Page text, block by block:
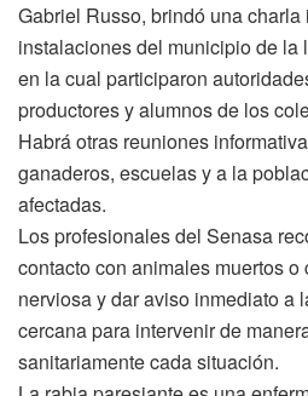
Gabriel Russo, brindó una
instalaciones del municipio de la
en la cual participaron
productores y alumnos de los
Habrá otras reuniones
ganaderos, escuelas y a la
afectadas.
Los profesionales del Senasa
contacto con animales muertos
nerviosa y dar aviso inmediato a
cercana para intervenir de
sanitariamente cada situación.